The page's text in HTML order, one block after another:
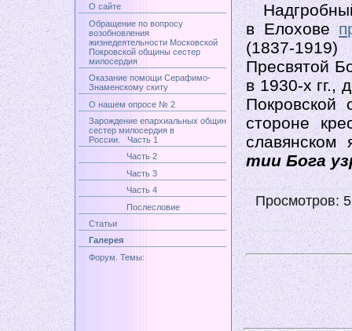
О сайте
Обращение по вопросу
возобновления
жизнедеятельности Московской
Покровской общины сестер
милосердия
Оказание помощи Серафимо-
Знаменскому скиту
О нашем опросе № 2
Зарождение епархиальных общин
сестер милосердия в
России. Часть 1
Часть 2
Часть 3
Часть 4
Послесловие
Статьи
Галерея
Форум. Темы:
Надгробный
в Елохове
(1837-
Пресвятой
в 1930-х гг.,
стороне
славянском
тии Бога
Просмотров: